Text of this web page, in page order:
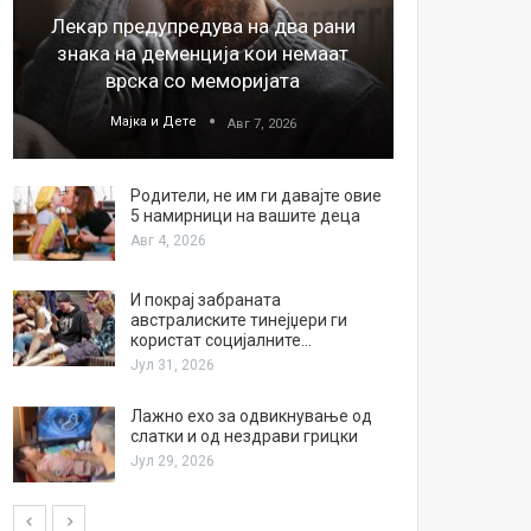
Лекар предупредува на два рани
знака на деменција кои немаат
врска со меморијата
Мајка и Дете Авг 7, 2026
Родители, не им ги давајте овие
5 намирници на вашите деца
Авг 4, 2026
И покрај забраната
австралиските тинејџери ги
користат социјалните…
Јул 31, 2026
Лажно ехо за одвикнување од
слатки и од нездрави грицки
Јул 29, 2026